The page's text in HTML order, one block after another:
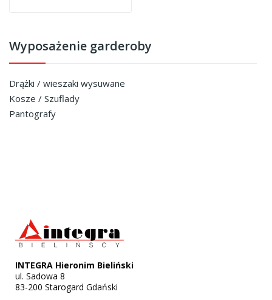
Wyposażenie garderoby
Drążki / wieszaki wysuwane
Kosze / Szuflady
Pantografy
INTEGRA Hieronim Bieliński
ul. Sadowa 8
83-200 Starogard Gdański